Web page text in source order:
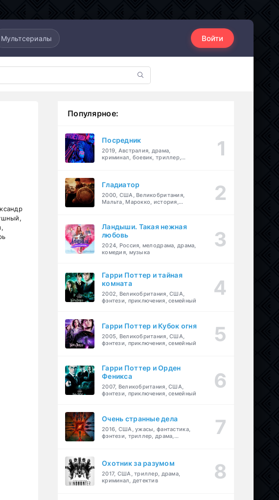
Мультсериалы Войти
Популярное:
Посредник
2019, Австралия, драма,
криминал, боевик, триллер,
Гладиатор
2000, США, Великобритания,
Мальта, Марокко, история,
Ландыши. Такая нежная
любовь
2024, Россия, мелодрама, драма,
комедия, музыка
Гарри Поттер и тайная
комната
2002, Великобритания, США,
фэнтези, приключения, семейный
Гарри Поттер и Кубок огня
2005, Великобритания, США,
фэнтези, приключения, семейный
Гарри Поттер и Орден
Феникса
2007, Великобритания, США,
фэнтези, приключения, семейный
Очень странные дела
2016, США, ужасы, фантастика,
фэнтези, триллер, драма,
Охотник за разумом
2017, США, триллер, драма,
криминал, детектив